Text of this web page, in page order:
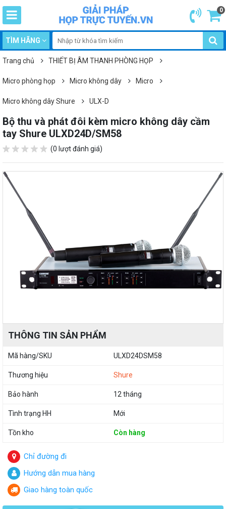
0
TÌM HÃNG
Trang chủ THIẾT BỊ ÂM THANH PHÒNG HỌP
Micro phòng họp Micro không dây Micro
Micro không dây Shure ULX-D
Bộ thu và phát đôi kèm micro không dây cầm
tay Shure ULXD24D/SM58
(0 lượt đánh giá)
THÔNG TIN SẢN PHẨM
Mã hàng/SKU ULXD24DSM58
Thương hiệu Shure
Bảo hành 12 tháng
Tình trạng HH Mới
Tồn kho Còn hàng
Chỉ đường đi
Hướng dẫn mua hàng
Giao hàng toàn quốc